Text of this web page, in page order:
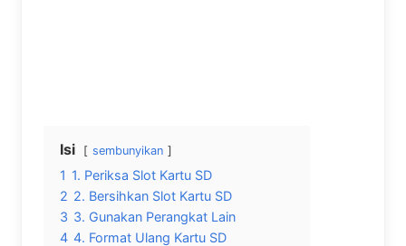
Isi sembunyikan
1 1. Periksa Slot Kartu SD
2 2. Bersihkan Slot Kartu SD
3 3. Gunakan Perangkat Lain
4 4. Format Ulang Kartu SD